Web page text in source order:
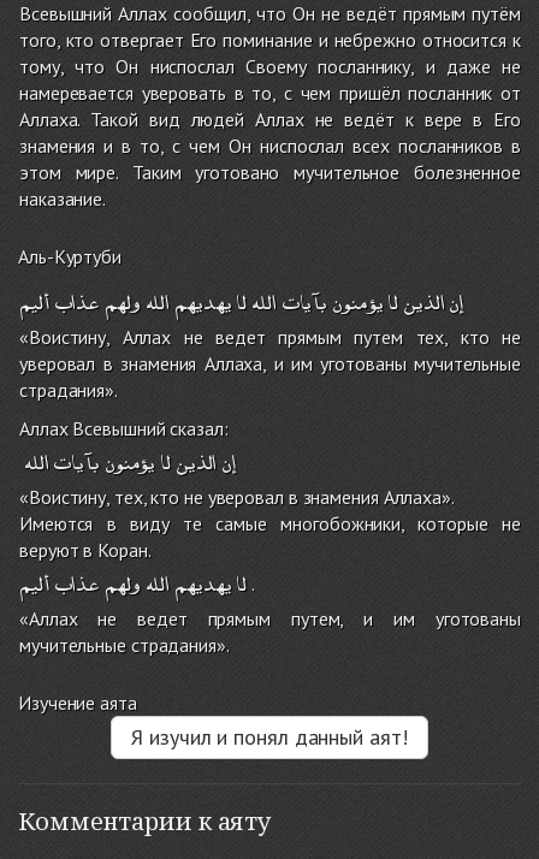
Всевышний Аллах сообщил, что Он не ведёт прямым путём
того, кто отвергает Его поминание и небрежно относится к
тому, что Он ниспослал Своему посланнику, и даже не
намеревается уверовать в то, с чем пришёл посланник от
Аллаха. Такой вид людей Аллах не ведёт к вере в Его
знамения и в то, с чем Он ниспослал всех посланников в
этом мире. Таким уготовано мучительное болезненное
наказание.
Аль-Куртуби
إنالذينلايؤمنونبآياتاللهلايهديهماللهولهمعذابأليم
«Воистину, Аллах не ведет прямым путем тех, кто не
уверовал в знамения Аллаха, и им уготованы мучительные
страдания».
Аллах Всевышний сказал:
إنالذينلايؤمنونبآياتالله
«Воистину, тех, кто не уверовал в знамения Аллаха».
Имеются в виду те самые многобожники, которые не
веруют в Коран.
لايهديهماللهولهمعذابأليم
.
«Аллах не ведет прямым путем, и им уготованы
мучительные страдания».
Изучение аята
Я изучил и понял данный аят!
Комментарии к аяту